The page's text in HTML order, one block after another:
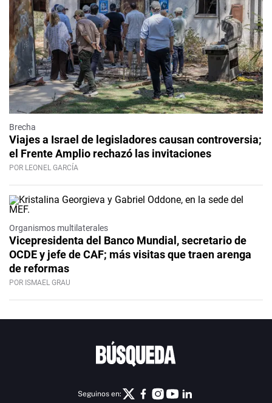
Brecha
Viajes a Israel de legisladores causan controversia;
el Frente Amplio rechazó las invitaciones
POR LEONEL GARCÍA
Organismos multilaterales
Vicepresidenta del Banco Mundial, secretario de
OCDE y jefe de CAF; más visitas que traen arenga
de reformas
POR ISMAEL GRAU
Seguinos en: